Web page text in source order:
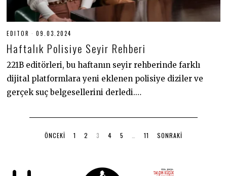
EDITOR 09.03.2024
.
0
3
2
2
Haftalık Polisiye Seyir Rehberi
221B editörleri, bu haftanın seyir rehberinde farklı
dijital platformlara yeni eklenen polisiye diziler ve
gerçek suç belgesellerini derledi.…
ÖNCEKI 1 2 3 4 5 11 SONRAKI